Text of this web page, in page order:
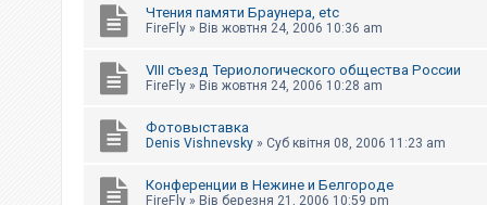
Чтения памяти Браунера, etc
FireFly » Вів жовтня 24, 2006 10:36 am
VIII съезд Териологического общества России
FireFly » Вів жовтня 24, 2006 10:28 am
Фотовыставка
Denis Vishnevsky » Суб квітня 08, 2006 11:23 am
Конференции в Нежине и Белгороде
FireFly » Вів березня 21, 2006 10:59 pm